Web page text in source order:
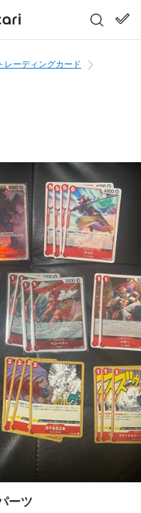
レーディングカード
ーツ